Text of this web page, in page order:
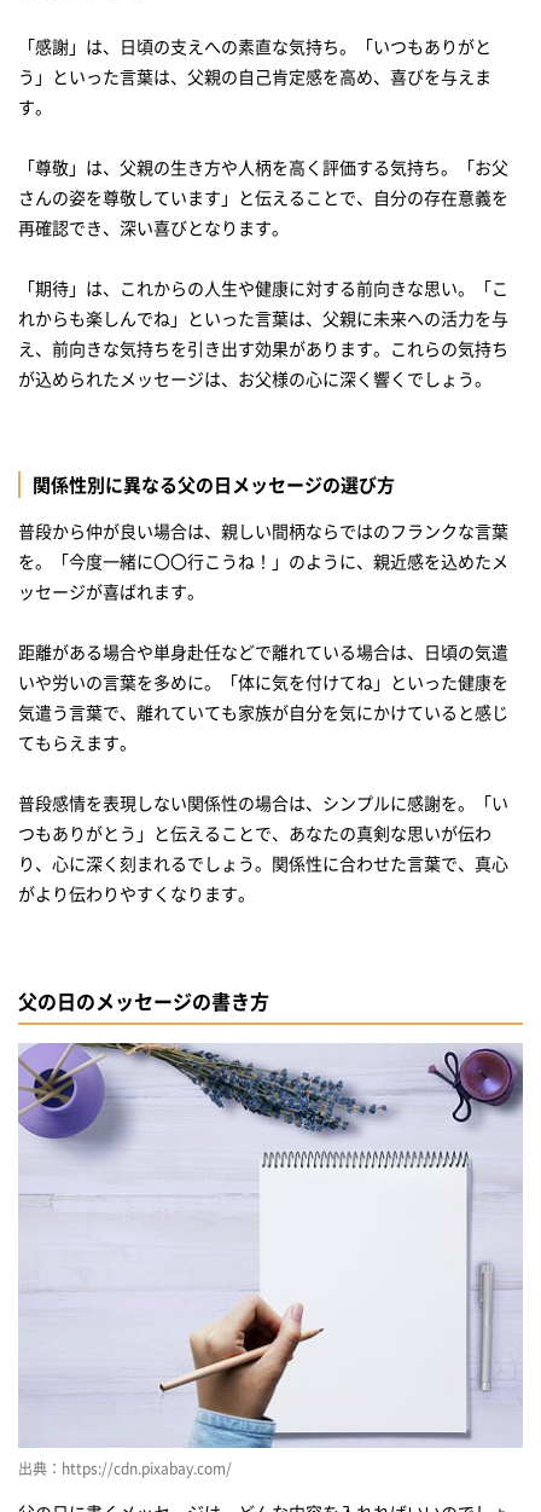
普段の生活とかけ離れた極上ティータイム
手入れ不要のプリザーブドフラワーで癒しの空間を
毎日の曜日がデザインされたおしゃれなハンカチ
父の日には思いを込めたメッセージを贈ろう！
よくある質問
「感謝」は、日頃の支えへの素直な気持ち。「いつもありがと
う」といった言葉は、父親の自己肯定感を高め、喜びを与えま
す。
「尊敬」は、父親の生き方や人柄を高く評価する気持ち。「お父
さんの姿を尊敬しています」と伝えることで、自分の存在意義を
再確認でき、深い喜びとなります。
「期待」は、これからの人生や健康に対する前向きな思い。「こ
れからも楽しんでね」といった言葉は、父親に未来への活力を与
え、前向きな気持ちを引き出す効果があります。これらの気持ち
が込められたメッセージは、お父様の心に深く響くでしょう。
関係性別に異なる父の日メッセージの選び方
普段から仲が良い場合は、親しい間柄ならではのフランクな言葉
を。「今度一緒に〇〇行こうね！」のように、親近感を込めたメ
ッセージが喜ばれます。
距離がある場合や単身赴任などで離れている場合は、日頃の気遣
いや労いの言葉を多めに。「体に気を付けてね」といった健康を
気遣う言葉で、離れていても家族が自分を気にかけていると感じ
てもらえます。
普段感情を表現しない関係性の場合は、シンプルに感謝を。「い
つもありがとう」と伝えることで、あなたの真剣な思いが伝わ
り、心に深く刻まれるでしょう。関係性に合わせた言葉で、真心
がより伝わりやすくなります。
父の日のメッセージの書き方
出典：https://cdn.pixabay.com/